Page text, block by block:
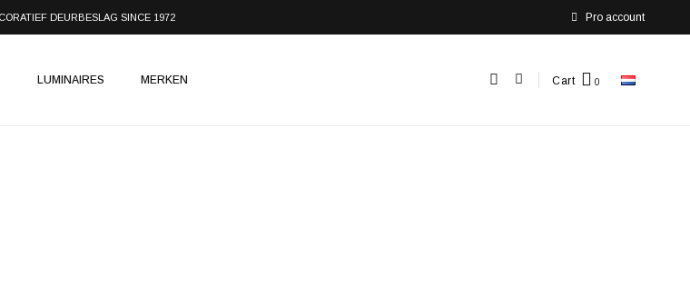
DEURBESLAG SINCE 1972 Pro account
LUMINAIRES MERKEN Cart